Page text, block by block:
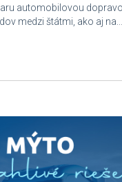
automobilovou
medzi štátmi, ako aj na...